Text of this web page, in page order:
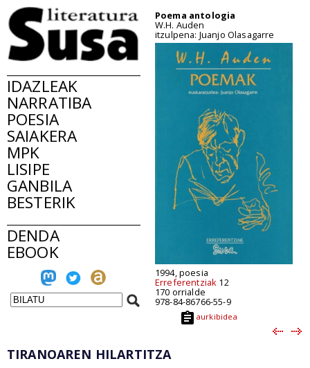
IDAZLEAK
NARRATIBA
POESIA
SAIAKERA
MPK
LISIPE
GANBILA
BESTERIK
DENDA
EBOOK
Poema antologia
W.H. Auden
itzulpena: Juanjo Olasagarre
1994, poesia
Erreferentziak 12
170 orrialde
978-84-86766-55-9
aurkibidea
TIRANOAREN HILARTITZA